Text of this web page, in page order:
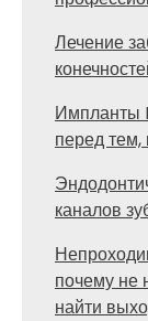
Лечение
Импланты
перед тем,
каналов
почему не
найти